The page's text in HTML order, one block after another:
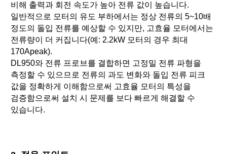
비해 출력과 회전 속도가 높아 전류 값이 높습니다.
일반적으로 모터의 유도 부하에서는 정상 전류의 5~10배
정도의 돌입 전류를 예상할 수 있지만, 고효율 모터에서는
전류량이 더 커집니다(예: 2.2kW 모터의 경우 최대
170Apeak).
DL950와 전류 프로브를 결합하면 고정밀 전류 파형을
측정할 수 있으므로 전류의 과도 변화와 돌입 전류 피크
값을 정확하게 이해함으로써 고효율 모터의 특성을
검증함으로써 설치 시 문제를 보다 빠르게 해결할 수
있습니다.